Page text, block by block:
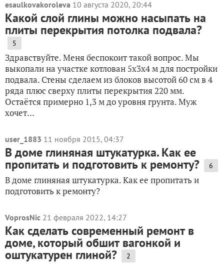
esaulkovakoroleva 10 августа 2020, 20:44
Какой слой глины можно насыпать на
плиты перекрытия потолка подвала?
5
Здравствуйте. Меня беспокоит такой вопрос. Мы
выкопали на участке котлован 5х3х4 м для постройки
подвала. Стены сделаем из блоков высотой 60 см в 4
ряда плюс сверху плиты перекрытия 220 мм.
Остаётся примерно 1,3 м до уровня грунта. Муж
хочет...
user_1883 11 ноября 2015, 04:37
В доме глиняная штукатурка. Как ее
пропитать и подготовить к ремонту? 6
В доме глиняная штукатурка. Как ее пропитать и
подготовить к ремонту?
VoprosNic 21 февраля 2022, 14:27
Как сделать современный ремонт в
доме, который обшит вагонкой и
оштукатурен глиной? 2